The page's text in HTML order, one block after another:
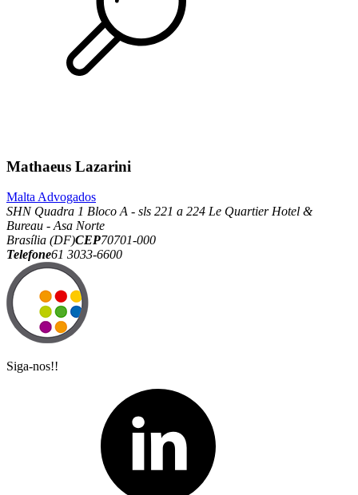
Mathaeus Lazarini
Malta Advogados
SHN Quadra 1 Bloco A - sls 221 a 224 Le Quartier Hotel &
Bureau - Asa Norte
Brasília (DF)CEP70701-000
Telefone61 3033-6600
Siga-nos!!